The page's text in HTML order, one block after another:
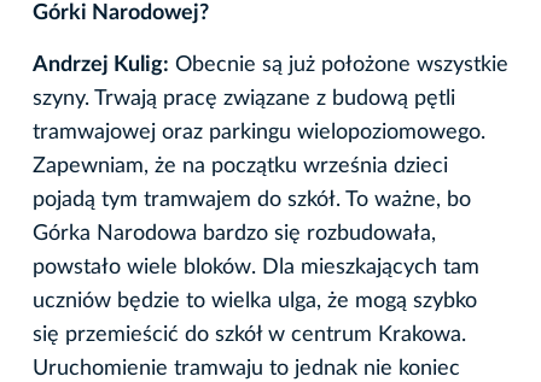
Górki Narodowej?
Andrzej Kulig: Obecnie są już położone wszystkie
szyny. Trwają pracę związane z budową pętli
tramwajowej oraz parkingu wielopoziomowego.
Zapewniam, że na początku września dzieci
pojadą tym tramwajem do szkół. To ważne, bo
Górka Narodowa bardzo się rozbudowała,
powstało wiele bloków. Dla mieszkających tam
uczniów będzie to wielka ulga, że mogą szybko
się przemieścić do szkół w centrum Krakowa.
Uruchomienie tramwaju to jednak nie koniec